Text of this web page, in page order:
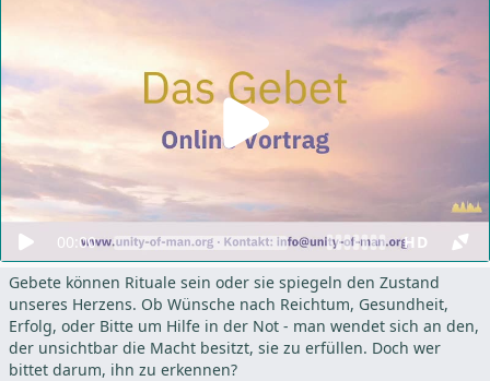
00:00
HD
Gebete können Rituale sein oder sie spiegeln den Zustand
unseres Herzens. Ob Wünsche nach Reichtum, Gesundheit,
Erfolg, oder Bitte um Hilfe in der Not - man wendet sich an den,
der unsichtbar die Macht besitzt, sie zu erfüllen. Doch wer
bittet darum, ihn zu erkennen?